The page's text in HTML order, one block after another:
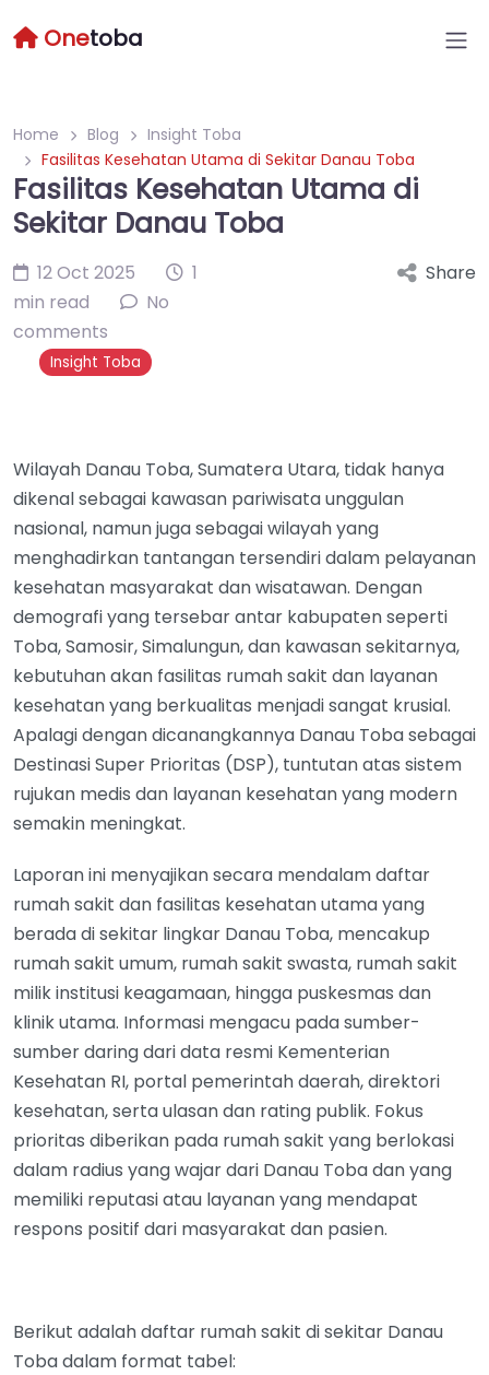
Onetoba
Home Blog
Insight Toba
Fasilitas Kesehatan Utama di Sekitar Danau Toba
Fasilitas Kesehatan Utama di
Sekitar Danau Toba
12 Oct 2025
1
min read
No
comments
Insight Toba
Share
Wilayah Danau Toba, Sumatera Utara, tidak hanya
dikenal sebagai kawasan pariwisata unggulan
nasional, namun juga sebagai wilayah yang
menghadirkan tantangan tersendiri dalam pelayanan
kesehatan masyarakat dan wisatawan. Dengan
demografi yang tersebar antar kabupaten seperti
Toba, Samosir, Simalungun, dan kawasan sekitarnya,
kebutuhan akan fasilitas rumah sakit dan layanan
kesehatan yang berkualitas menjadi sangat krusial.
Apalagi dengan dicanangkannya Danau Toba sebagai
Destinasi Super Prioritas (DSP), tuntutan atas sistem
rujukan medis dan layanan kesehatan yang modern
semakin meningkat.
Laporan ini menyajikan secara mendalam daftar
rumah sakit dan fasilitas kesehatan utama yang
berada di sekitar lingkar Danau Toba, mencakup
rumah sakit umum, rumah sakit swasta, rumah sakit
milik institusi keagamaan, hingga puskesmas dan
klinik utama. Informasi mengacu pada sumber-
sumber daring dari data resmi Kementerian
Kesehatan RI, portal pemerintah daerah, direktori
kesehatan, serta ulasan dan rating publik. Fokus
prioritas diberikan pada rumah sakit yang berlokasi
dalam radius yang wajar dari Danau Toba dan yang
memiliki reputasi atau layanan yang mendapat
respons positif dari masyarakat dan pasien.
Berikut adalah daftar rumah sakit di sekitar Danau
Toba dalam format tabel: